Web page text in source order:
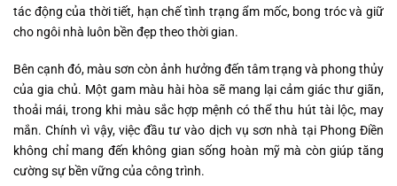
tác động của thời tiết, hạn chế tình trạng ẩm mốc, bong tróc và giữ
cho ngôi nhà luôn bền đẹp theo thời gian.
Bên cạnh đó, màu sơn còn ảnh hưởng đến tâm trạng và phong thủy
của gia chủ. Một gam màu hài hòa sẽ mang lại cảm giác thư giãn,
thoải mái, trong khi màu sắc hợp mệnh có thể thu hút tài lộc, may
mắn. Chính vì vậy, việc đầu tư vào dịch vụ sơn nhà tại Phong Điền
không chỉ mang đến không gian sống hoàn mỹ mà còn giúp tăng
cường sự bền vững của công trình.